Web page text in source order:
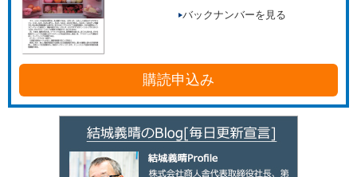
バックナンバーを見る
購読申込み